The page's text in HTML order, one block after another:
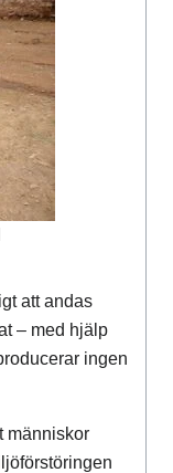
att andas
– med hjälp
ingen
människor